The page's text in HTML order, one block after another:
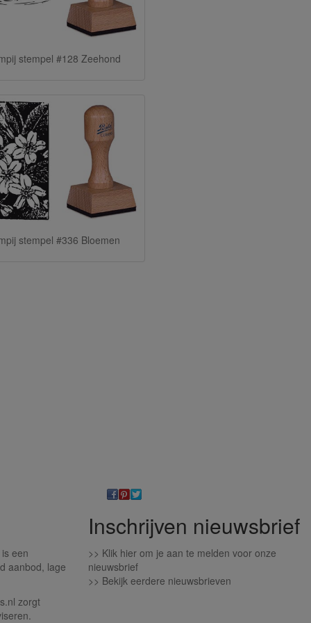
stempel #128 Zeehond
stempel #336 Bloemen
een
aanbod, lage
zorgt
Inschrijven nieuwsbrief
>> Klik hier om je aan te melden voor onze
nieuwsbrief
>> Bekijk eerdere nieuwsbrieven